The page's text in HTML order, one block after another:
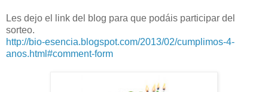
Les dejo el link del blog para que podáis participar del
sorteo.
http://bio-esencia.blogspot.com/2013/02/cumplimos-4-
anos.html#comment-form